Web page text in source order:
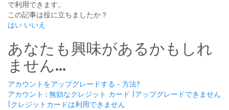
で利用できます。
この記事は役に立ちましたか？
はい いいえ
あなたも興味があるかもしれ
ません...
アカウントをアップグレードする - 方法?
アカウント : 無効なクレジット カード |アップグレードできません
|クレジットカードは利用できません